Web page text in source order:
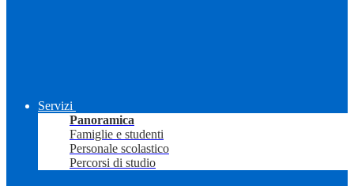
Servizi
Panoramica
Famiglie e studenti
Personale scolastico
Percorsi di studio